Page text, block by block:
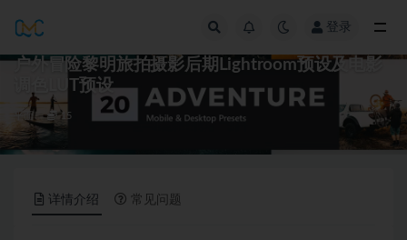
登录
户外冒险黎明旅拍摄影后期Lightroom预设及电影
调色LUT预设
平面 15
详情介绍 常见问题